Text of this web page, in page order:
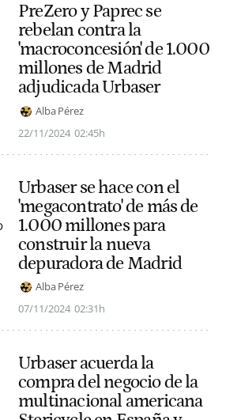
PreZero y Paprec se
rebelan contra la
'macroconcesión' de 1.000
millones de Madrid
adjudicada Urbaser
Alba Pérez
22/11/2024 02:45h
Urbaser se hace con el
'megacontrato' de más de
1.000 millones para
construir la nueva
depuradora de Madrid
Alba Pérez
07/11/2024 02:31h
Urbaser acuerda la
compra del negocio de la
multinacional americana